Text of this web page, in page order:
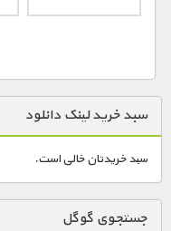
1900 تومان – دانلود قسمت 3 (افزودن به سبد خريد)
سبد خرید لینک دانلود
سبد خریدتان خالی است.
جستجوی گوگل